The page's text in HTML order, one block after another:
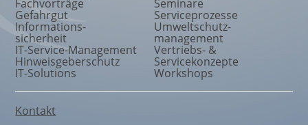
Fachvorträge
Gefahrgut
Informations-
sicherheit
IT-Service-Management
Hinweisgeberschutz
IT-Solutions
Seminare
Serviceprozesse
Umweltschutz-
management
Vertriebs- &
Servicekonzepte
Workshops
Kontakt